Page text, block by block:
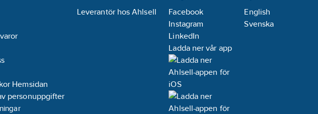
Hemsidan
personuppgifter
Leverantör hos Ahlsell
Facebook
Instagram
LinkedIn
Ladda ner vår app
English
Svenska